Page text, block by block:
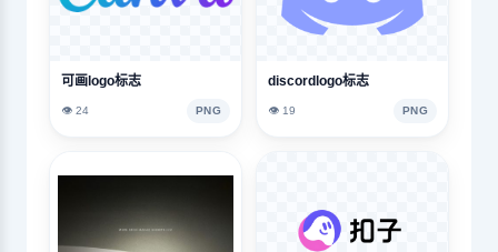
可画logo标志
👁️ 24 PNG
discordlogo标志
👁️ 19 PNG